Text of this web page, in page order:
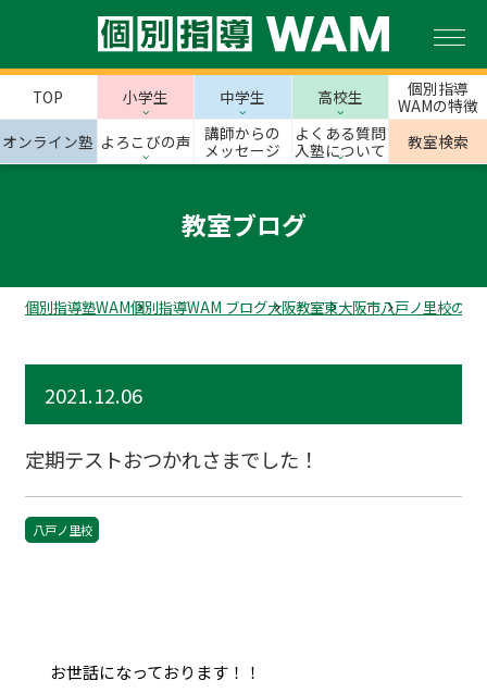
TOP 小学生 中学生 高校生
個別指導
WAMの特徴
オンライン塾 よろこびの声
講師からの
メッセージ
よくある質問
入塾について
教室検索
教室ブログ
個別指導塾WAM個別指導WAM ブログ大阪教室東大阪市八戸ノ里校のス
2021.12.06
定期テストおつかれさまでした！
八戸ノ里校
お世話になっております！！